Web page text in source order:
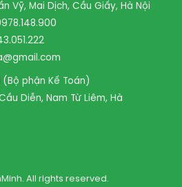
Vỹ, Mai Dịch, Cầu Giấy, Hà Nội
(Bộ phận Kế Toán)
Diễn, Nam Từ Liêm, Hà
All rights reserved.